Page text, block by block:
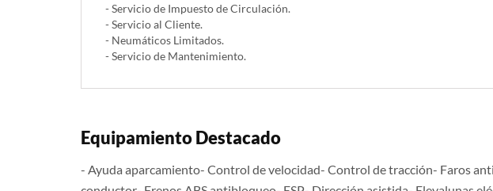
- Servicio de Impuesto de Circulación.
- Servicio al Cliente.
- Neumáticos Limitados.
- Servicio de Mantenimiento.
Equipamiento Destacado
- Ayuda aparcamiento- Control de velocidad- Control de tracción- Faros